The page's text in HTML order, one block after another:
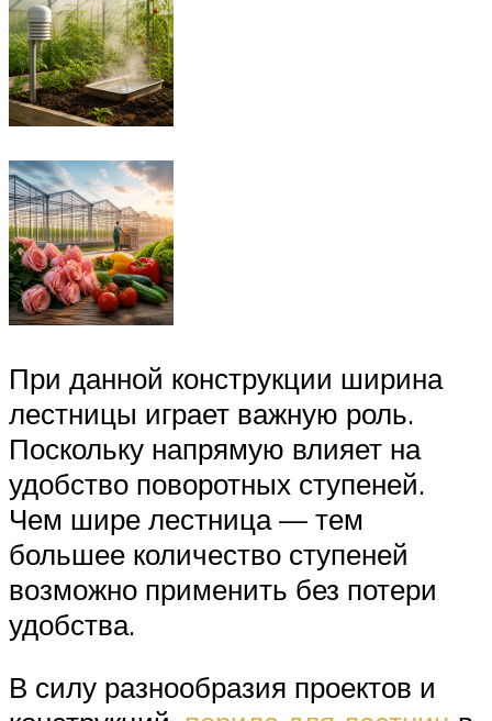
При данной конструкции ширина
лестницы играет важную роль.
Поскольку напрямую влияет на
удобство поворотных ступеней.
Чем шире лестница — тем
большее количество ступеней
возможно применить без потери
удобства.
В силу разнообразия проектов и